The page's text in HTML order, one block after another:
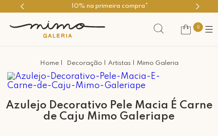
Use o cupom PRIMEIROMIMO
0
Decoração Artistas Mimo Galeria
Azulejo Decorativo Pele Macia É Carne
de Caju Mimo Galeriape